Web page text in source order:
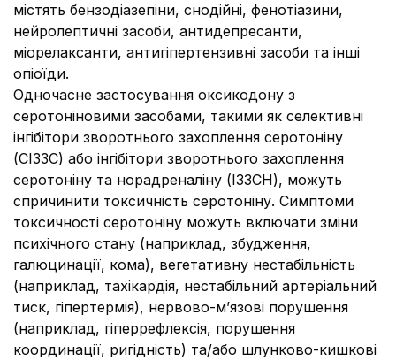
містять бензодіазепіни, снодійні, фенотіазини,
нейролептичні засоби, антидепресанти,
міорелаксанти, антигіпертензивні засоби та інші
опіоїди.
Одночасне застосування оксикодону з
серотоніновими засобами, такими як селективні
інгібітори зворотнього захоплення серотоніну
(СІЗЗС) або інгібітори зворотнього захоплення
серотоніну та норадреналіну (ІЗЗСН), можуть
спричинити токсичність серотоніну. Симптоми
токсичності серотоніну можуть включати зміни
психічного стану (наприклад, збудження,
галюцинації, кома), вегетативну нестабільність
(наприклад, тахікардія, нестабільний артеріальний
тиск, гіпертермія), нервово-м’язові порушення
(наприклад, гіперрефлексія, порушення
координації, ригідність) та/або шлунково-кишкові